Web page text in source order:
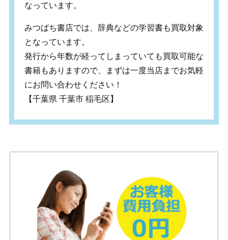
なっています。
みつばち書店では、辞典などの学習書も買取対象
となっています。
発行から年数が経ってしまっていても買取可能な
書籍もありますので、まずは一度当店までお気軽
にお問い合わせください！
【千葉県 千葉市 稲毛区】